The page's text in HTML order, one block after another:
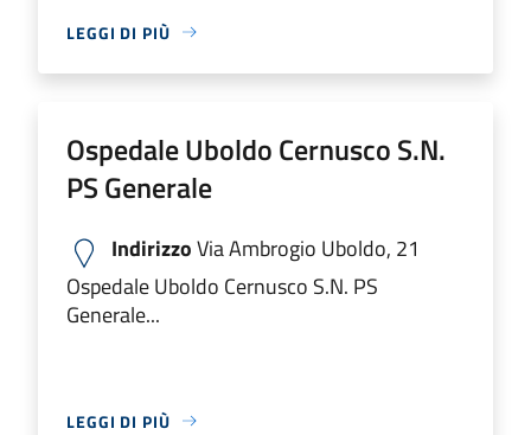
LEGGI DI PIÙ
Ospedale Uboldo Cernusco S.N.
PS Generale
IndirizzoVia Ambrogio Uboldo, 21
Ospedale Uboldo Cernusco S.N. PS
Generale...
LEGGI DI PIÙ